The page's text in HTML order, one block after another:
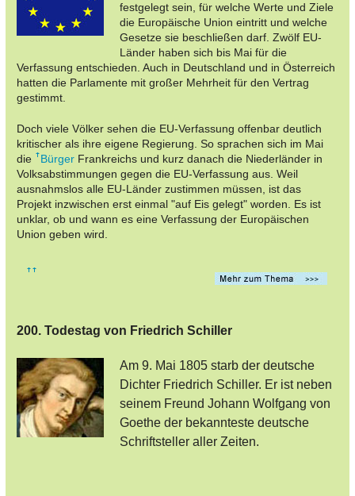
festgelegt sein, für welche Werte und Ziele
die Europäische Union eintritt und welche
Gesetze sie beschließen darf. Zwölf EU-
Länder haben sich bis Mai für die
Verfassung entschieden. Auch in Deutschland und in Österreich
hatten die Parlamente mit großer Mehrheit für den Vertrag
gestimmt.
Doch viele Völker sehen die EU-Verfassung offenbar deutlich
kritischer als ihre eigene Regierung. So sprachen sich im Mai
die
Bürger Frankreichs und kurz danach die Niederländer in
Volksabstimmungen gegen die EU-Verfassung aus. Weil
ausnahmslos alle EU-Länder zustimmen müssen, ist das
Projekt inzwischen erst einmal "auf Eis gelegt" worden. Es ist
unklar, ob und wann es eine Verfassung der Europäischen
Union geben wird.
200. Todestag von Friedrich Schiller
Am 9. Mai 1805 starb der deutsche
Dichter Friedrich Schiller. Er ist neben
seinem Freund Johann Wolfgang von
Goethe der bekannteste deutsche
Schriftsteller aller Zeiten.